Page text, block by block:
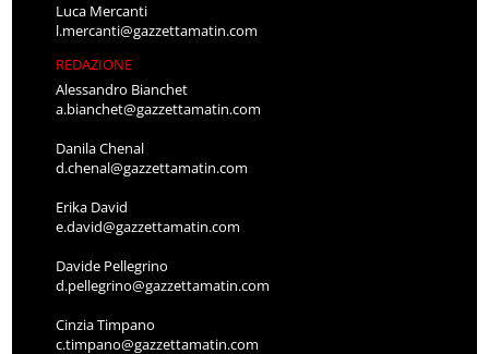
Luca Mercanti
l.mercanti@gazzettamatin.com
REDAZIONE
Alessandro Bianchet
a.bianchet@gazzettamatin.com
Danila Chenal
d.chenal@gazzettamatin.com
Erika David
e.david@gazzettamatin.com
Davide Pellegrino
d.pellegrino@gazzettamatin.com
Cinzia Timpano
c.timpano@gazzettamatin.com